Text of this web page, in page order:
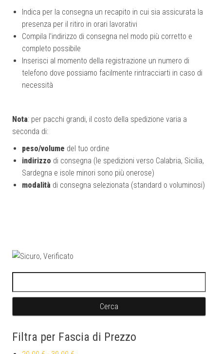
Indica per la consegna un recapito in cui sia assicurata la
presenza per il ritiro in orari lavorativi
Compila l’indirizzo di consegna nel modo più corretto e
completo possibile
Inserisci al momento della registrazione un numero di
telefono dove possiamo facilmente rintracciarti in caso di
necessità
Nota: per pacchi grandi, il costo della spedizione varia a
seconda di:
peso/volume del tuo ordine
indirizzo di consegna (le spedizioni verso Calabria, Sicilia,
Sardegna e isole minori sono più onerose)
modalità di consegna selezionata (standard o voluminosi)
Filtra per Fascia di Prezzo